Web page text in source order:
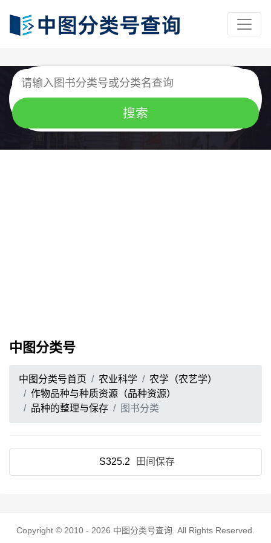
中图分类号
中图分类号首页 农业科学
农学（农艺学）
作物品种与种质资源（品种资源）
品种的整理与保存
图书分类
S325.2 田间保存
Copyright © 2010 - 2026 中图分类号查询 . All Rights Reserved.